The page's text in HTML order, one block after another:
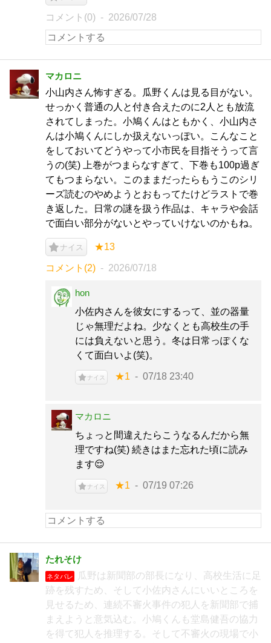
コメント(0) 2026/07/28
マカロニ
小山内さん怖すぎる。瓜野くんは見る目がない。
せっかく普通の人と付き合えたのに2人とも放流
されてしまった。小鳩くんはともかく、小山内さ
んは小鳩くんにしか扱えないっぽい。こんなこと
をしておいてどうやって小市民を目指そうって言
うの(笑) 上巻がつまらなすぎて、下巻も100p過ぎ
てもつまらない。このままだったらもうこのシリ
ーズ読むのやめようとおもってたけどラストで巻
き返した。日常の謎を扱う作品は、キャラや会話
で面白い部分がないとやっていけないのかもね。
ナイス ★13
コメント(2) 2026/07/18
hon
小佐内さんを彼女にするって、並の器量
じゃ無理だよね。少なくとも高校生の手
には負えないと思う。冬は日常っぽくな
くて面白いよ(笑)。
ナイス ★1 07/18 23:40
マカロニ
ちょっと間違えたらこうなるんだから無
理ですね(笑) 続きはまた忘れた頃に読み
ます😌
ナイス ★1 07/19 07:26
たれそけ
ネタバレ
瓜野は新聞部の部長になり、高校生活に足
跡を残すため、そして小佐内さんにいいところを
見せるため、連続不審火事件の犯人を新聞部で捕
まえようと意気込む。小鳩くんも堂島健吾の協力
を得て犯人を推理する。そして不審火の現場で小